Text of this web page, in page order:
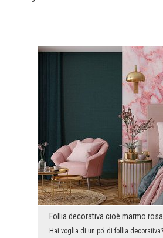
Follia decorativa cioè marmo rosa